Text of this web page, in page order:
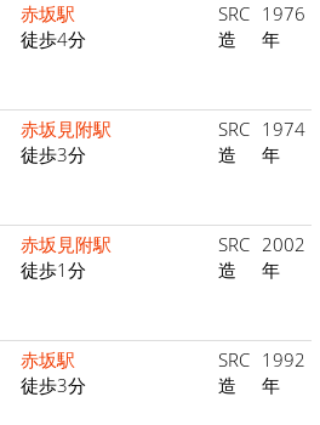
赤坂駅
徒歩4分
SRC
造
1976
年
赤坂見附駅
徒歩3分
SRC
造
1974
年
赤坂見附駅
徒歩1分
SRC
造
2002
年
赤坂駅
徒歩3分
SRC
造
1992
年